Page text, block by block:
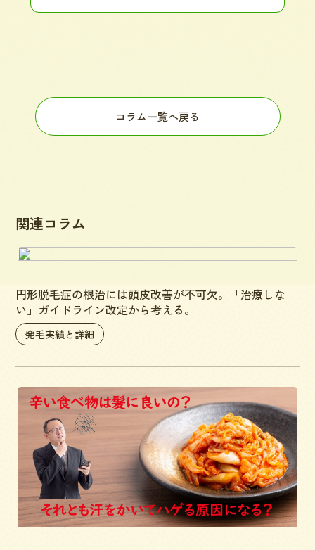
コラム一覧へ戻る
関連コラム
円形脱毛症の根治には頭皮改善が不可欠。「治療しな
い」ガイドライン改定から考える。
発毛実績と詳細